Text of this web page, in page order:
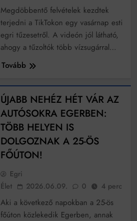
Megdöbbentő felvételek kezdtek
terjedni a TikTokon egy vasárnap esti
egri tűzesetről. A videón jól látható,
ahogy a tűzoltók több vízsugárral…
Tovább
ÚJABB NEHÉZ HÉT VÁR AZ
AUTÓSOKRA EGERBEN:
TÖBB HELYEN IS
DOLGOZNAK A 25-ÖS
FŐÚTON!
Egri
Élet
2026.06.09. 0 4 perc
Aki a következő napokban a 25-ös
főúton közlekedik Egerben, annak